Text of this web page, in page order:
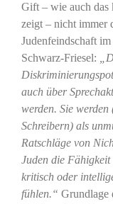
Gift – wie auch das
zeigt – nicht immer
Judenfeindschaft
Schwarz-Friesel:
auch über
werden. Sie werden
Schreibern) als
Ratschläge von
Juden die Fähigkeit
kritisch oder
fühlen.“ Grundlage